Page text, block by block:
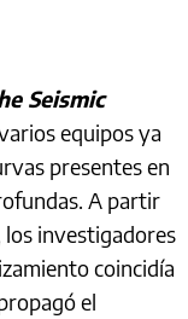
Seismic
equipos ya
presentes en
A partir
los investigadores
coincidía
el